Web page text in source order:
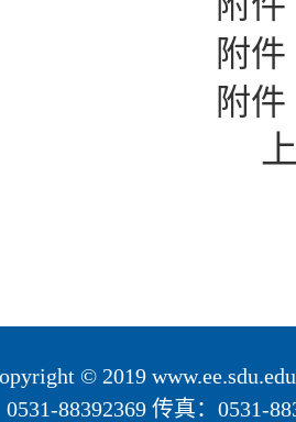
附件
附件
© 2019
0531-88392369 传真：0531-